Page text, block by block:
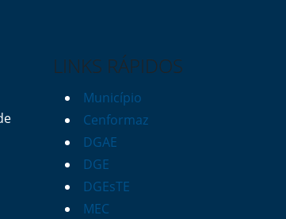
LINKS RÁPIDOS
Município
Cenformaz
DGAE
DGE
DGEsTE
MEC